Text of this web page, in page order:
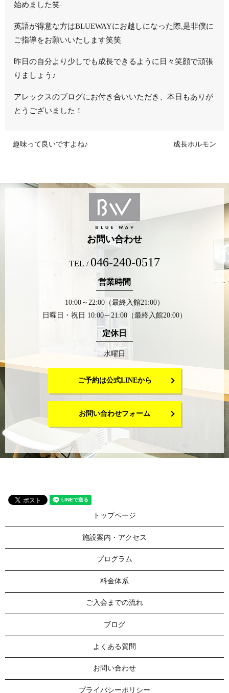
始めました笑
英語が得意な方はBLUEWAYにお越しになった際,是非僕に
ご指導をお願いいたします笑笑
昨日の自分より少しでも成長できるように日々笑顔で頑張
りましょう♪
アレックスのブログにお付き合いいただき、本日もありが
とうございました！
趣味って良いですよね♪ 成長ホルモン
お問い合わせ
TEL / 046-240-0517
営業時間
10:00～22:00（最終入館21:00）
日曜日・祝日 10:00～21:00（最終入館20:00）
定休日
水曜日
ご予約は公式LINEから
お問い合わせフォーム
トップページ
施設案内・アクセス
プログラム
料金体系
ご入会までの流れ
ブログ
よくある質問
お問い合わせ
プライバシーポリシー